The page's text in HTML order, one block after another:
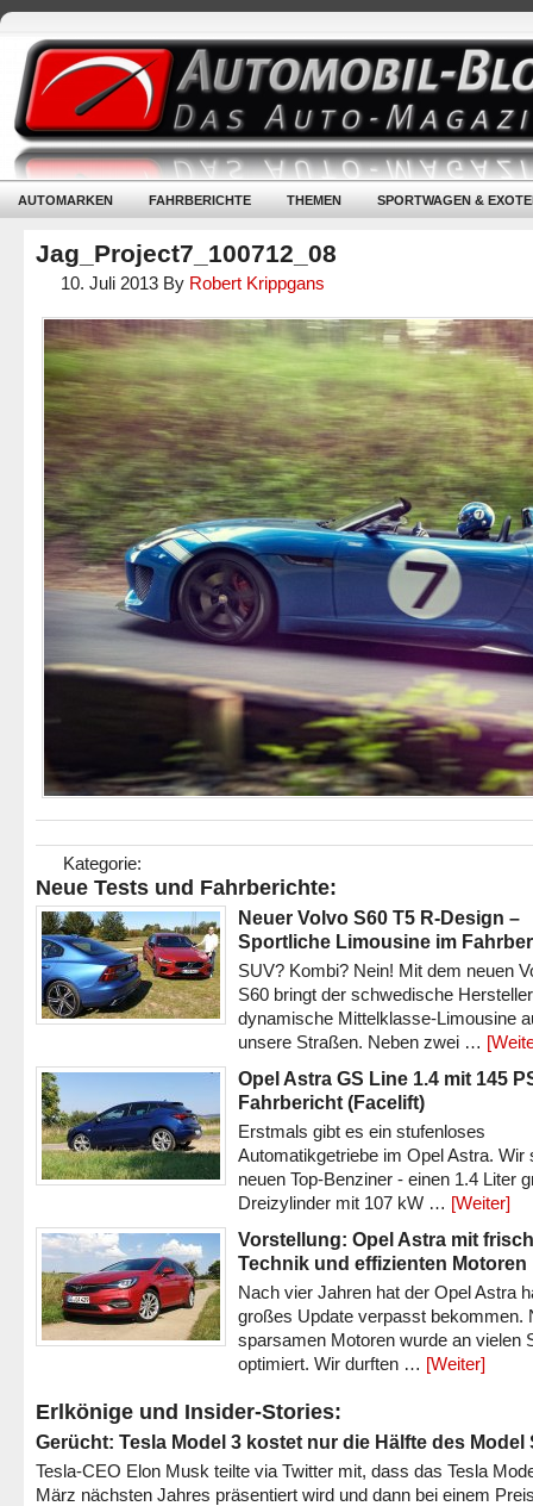
AUTOMARKEN FAHRBERICHTE THEMEN SPORTWAGEN &
Jag_Project7_100712_08
10. Juli 2013 By Robert Krippgans
Kategorie:
Neue Tests und Fahrberichte:
Neuer Volvo S60 T5 R-Design –
Sportliche Limousine im
SUV? Kombi? Nein! Mit dem neuen
S60 bringt der schwedische
dynamische Mittelklasse-Limousine
unsere Straßen. Neben zwei …
Opel Astra GS Line 1.4 mit 145
Fahrbericht (Facelift)
Erstmals gibt es ein stufenloses
Automatikgetriebe im Opel Astra. Wir
neuen Top-Benziner - einen 1.4 Liter
Dreizylinder mit 107 kW … [Weiter]
Vorstellung: Opel Astra mit
Technik und effizienten Motoren
Nach vier Jahren hat der Opel Astra
großes Update verpasst bekommen.
sparsamen Motoren wurde an vielen
optimiert. Wir durften … [Weiter]
Erlkönige und Insider-Stories:
Gerücht: Tesla Model 3 kostet nur die Hälfte des Model
Tesla-CEO Elon Musk teilte via Twitter mit, dass das Tesla
März nächsten Jahres präsentiert wird und dann bei einem